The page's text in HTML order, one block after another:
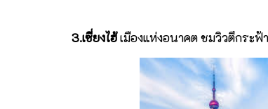
3.เซี่ยงไฮ้เมืองแห่งอนาคต ชมวิวตึกระฟ้